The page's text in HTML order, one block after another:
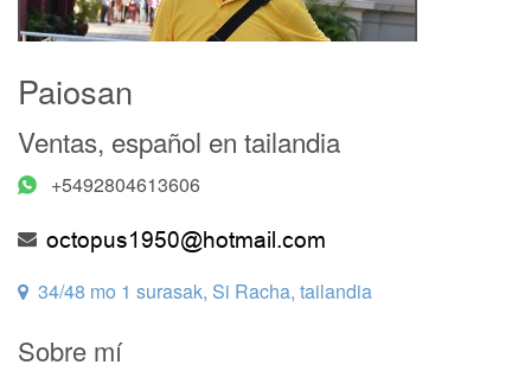
Paiosan
Ventas, español en tailandia
+5492804613606
34/48 mo 1 surasak, Si Racha, tailandia
Sobre mí